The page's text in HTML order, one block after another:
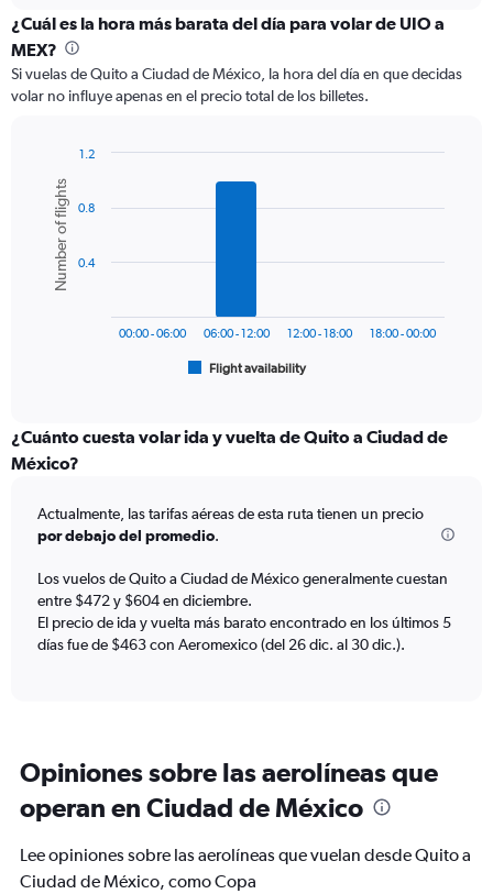
categories.
Range:
12
categories.
The
axis
displaying
values.
Range:
¿Cuál es la hora más barata del día para volar de UIO a
MEX?
Si vuelas de Quito a Ciudad de México, la hora del día en que decidas
volar no influye apenas en el precio total de los billetes.
chart
with
bars.
The
categories.
Range:
The
chart
1
Y
axis
displaying
to
1.2.
Chart
graphic.
Number of flights
Flight availability
00:00 - 06:00 06:00 - 12:00 12:00 - 18:00 18:00 - 00:00
0.4
0.8
1.2
¿Cuánto cuesta volar ida y vuelta de Quito a Ciudad de
México?
Actualmente, las tarifas aéreas de esta ruta tienen un precio
por debajo del promedio.
Los vuelos de Quito a Ciudad de México generalmente cuestan
entre $472 y $604 en diciembre.
El precio de ida y vuelta más barato encontrado en los últimos 5
días fue de $463 con Aeromexico (del 26 dic. al 30 dic.).
Opiniones sobre las aerolíneas que
operan en Ciudad de México
Lee opiniones sobre las aerolíneas que vuelan desde Quito a
Ciudad de México, como Copa